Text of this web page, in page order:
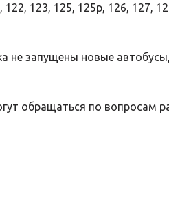
123, 125, 125р, 126, 127,
не запущены новые
обращаться по вопросам